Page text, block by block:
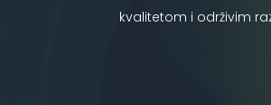
kvalitetom i održivim